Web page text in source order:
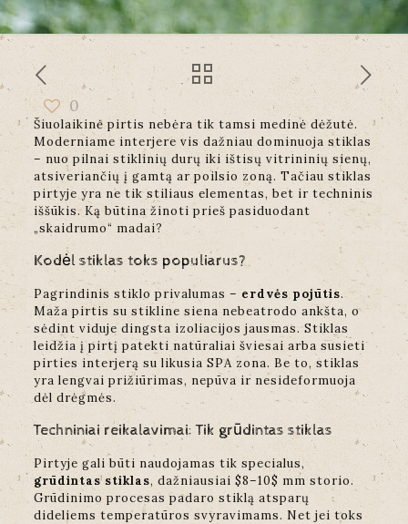
0
Šiuolaikinė pirtis nebėra tik tamsi medinė dėžutė.
Moderniame interjere vis dažniau dominuoja stiklas
– nuo pilnai stiklinių durų iki ištisų vitrininių sienų,
atsiveriančių į gamtą ar poilsio zoną. Tačiau stiklas
pirtyje yra ne tik stiliaus elementas, bet ir techninis
iššūkis. Ką būtina žinoti prieš pasiduodant
„skaidrumo“ madai?
Kodėl stiklas toks populiarus?
Pagrindinis stiklo privalumas – erdvės pojūtis.
Maža pirtis su stikline siena nebeatrodo ankšta, o
sėdint viduje dingsta izoliacijos jausmas. Stiklas
leidžia į pirtį patekti natūraliai šviesai arba susieti
pirties interjerą su likusia SPA zona. Be to, stiklas
yra lengvai prižiūrimas, nepūva ir nesideformuoja
dėl drėgmės.
Techniniai reikalavimai: Tik grūdintas stiklas
Pirtyje gali būti naudojamas tik specialus,
grūdintas stiklas, dažniausiai $8–10$ mm storio.
Grūdinimo procesas padaro stiklą atsparų
dideliems temperatūros svyravimams. Net jei toks